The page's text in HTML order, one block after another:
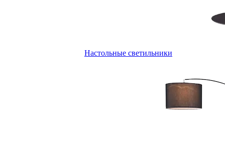
Настольные светильники